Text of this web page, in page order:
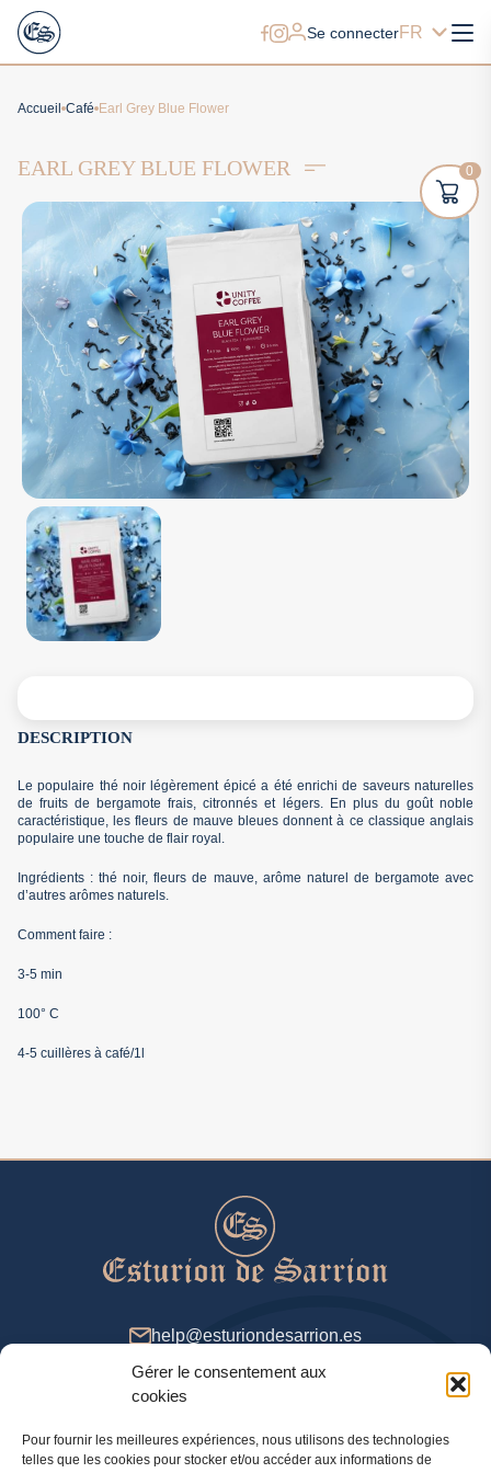
Gérer le consentement aux
cookies
Pour fournir les meilleures expériences, nous utilisons des technologies
telles que les cookies pour stocker et/ou accéder aux informations de
Se connecterFR
Accueil Café Earl Grey Blue Flower
EARL GREY BLUE FLOWER
DESCRIPTION
Le populaire thé noir légèrement épicé a été enrichi de saveurs naturelles
de fruits de bergamote frais, citronnés et légers. En plus du goût noble
caractéristique, les fleurs de mauve bleues donnent à ce classique anglais
populaire une touche de flair royal.
Ingrédients : thé noir, fleurs de mauve, arôme naturel de bergamote avec
d’autres arômes naturels.
Comment faire :
3-5 min
100° C
4-5 cuillères à café/1l
help@esturiondesarrion.es
De 9 à 18 (GMT +2) dans la semaine
0